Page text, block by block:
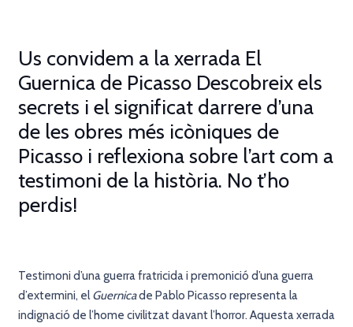
Us convidem a la xerrada El
Guernica de PicassoDescobreix els
secrets i el significat darrere d’una
de les obres més icòniques de
Picasso i reflexiona sobre l’art com a
testimoni de la història. No t’ho
perdis!
Testimoni d’una guerra fratricida i premonició d’una guerra
d’extermini, el Guernicade Pablo Picasso representa la
indignació de l’home civilitzat davant l’horror. Aquesta xerrada